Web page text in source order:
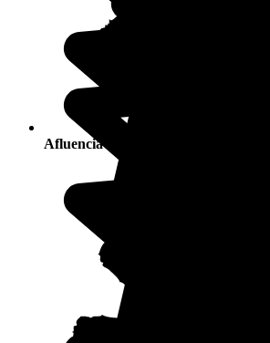
Afluencia